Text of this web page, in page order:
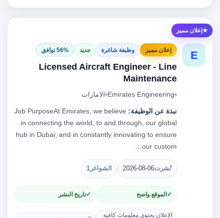
إعلان مميز
E إعلان مميز وظيفة شاغرة جديد 56% توافق
Licensed Aircraft Engineer - Line
Maintenance
Emirates Engineering الامارات
نبذة عن الوظيفة: Job PurposeAt Emirates, we believe
in connecting the world, to and through, our global
hub in Dubai; and in constantly innovating to ensure
our custom…
نُشرت2026-08-06 الشواغر 1
الموقع واضح تاريخ النشر
الإعلان يحتوي معلومات كافية